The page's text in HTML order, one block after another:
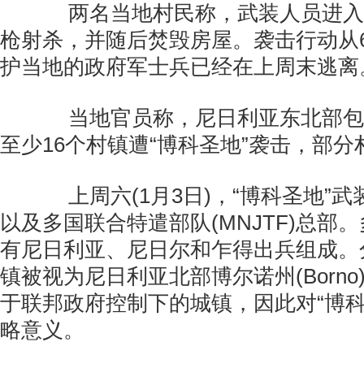
两名当地村民称，武装人员进入
枪射杀，并随后焚毁房屋。袭击行动
护当地的政府军士兵已经在上周末逃离
当地官员称，尼日利亚东北部包
至少16个村镇遭“博科圣地”袭击，部
上周六(1月3日)，“博科圣地”武
以及多国联合特遣部队(MNJTF)总部
有尼日利亚、尼日尔和乍得出兵组成
镇被视为尼日利亚北部博尔诺州
于联邦政府控制下的城镇，因此对“博
略意义。